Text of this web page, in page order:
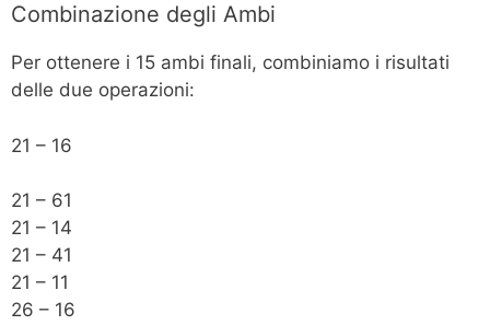
Combinazione degli Ambi
Per ottenere i 15 ambi finali, combiniamo i risultati
delle due operazioni:
21 – 16
21 – 61
21 – 14
21 – 41
21 – 11
26 – 16